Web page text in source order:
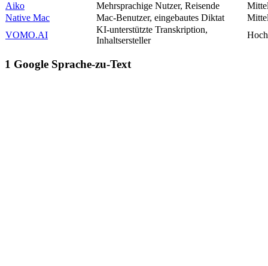
Aiko
Mehrsprachige Nutzer, Reisende
Native Mac
Mac-Benutzer, eingebautes Diktat
VOMO.AI
KI-unterstützte Transkription,
Inhaltsersteller
Hoch
1 Google Sprache-zu-Text